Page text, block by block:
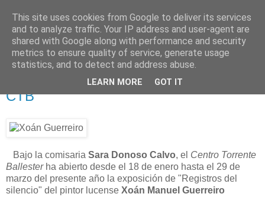
Está de pinga
29/1/13
Registros del silencio (Xoán Guerreiro)
CTB
Bajo la comisaria Sara Donoso Calvo, el Centro Torrente
Ballesterha abierto desde el 18 de enero hasta el 29 de
marzo del presente año la exposición de "Registros del
silencio" del pintor lucense Xoán Manuel Guerreiro
This site uses cookies from Google to deliver its services
and to analyze traffic. Your IP address and user-agent are
shared with Google along with performance and security
metrics to ensure quality of service, generate usage
statistics, and to detect and address abuse.
LEARN MORE GOT IT